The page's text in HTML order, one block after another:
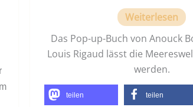
Weiterlesen
Das Pop-up-Buch von Anouck
Louis Rigaud lässt die
werden.
teilen teilen